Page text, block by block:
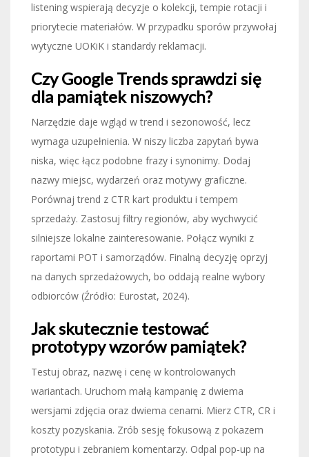
listening wspierają decyzje o kolekcji, tempie rotacji i
priorytecie materiałów. W przypadku sporów przywołaj
wytyczne UOKiK i standardy reklamacji.
Czy Google Trends sprawdzi się
dla pamiątek niszowych?
Narzędzie daje wgląd w trend i sezonowość, lecz
wymaga uzupełnienia. W niszy liczba zapytań bywa
niska, więc łącz podobne frazy i synonimy. Dodaj
nazwy miejsc, wydarzeń oraz motywy graficzne.
Porównaj trend z CTR kart produktu i tempem
sprzedaży. Zastosuj filtry regionów, aby wychwycić
silniejsze lokalne zainteresowanie. Połącz wyniki z
raportami POT i samorządów. Finalną decyzję oprzyj
na danych sprzedażowych, bo oddają realne wybory
odbiorców (Źródło: Eurostat, 2024).
Jak skutecznie testować
prototypy wzorów pamiątek?
Testuj obraz, nazwę i cenę w kontrolowanych
wariantach. Uruchom małą kampanię z dwiema
wersjami zdjęcia oraz dwiema cenami. Mierz CTR, CR i
koszty pozyskania. Zrób sesję fokusową z pokazem
prototypu i zebraniem komentarzy. Odpal pop-up na